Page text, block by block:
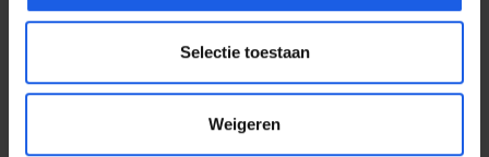
Selectie toestaan
Weigeren
b. die duidelijk persoonlijk van aard zijn;
c. die door hun aard niet kunnen worden
d. die snel kunnen bederven of verouderen;
e. waarvan de prijs gebonden is aan schommelingen